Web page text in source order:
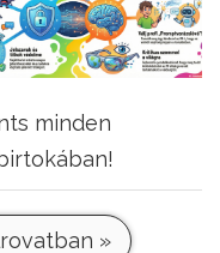
minden
»